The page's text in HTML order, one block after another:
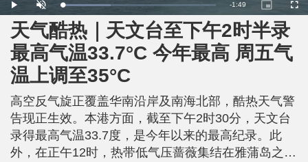
P
l
a
y
U
n
m
u
t
L
o
e
d
:
3
1
.
7
2
R
e
n
n
-1:49
P
i
c
t
u
e
i
c
t
r
e
F
u
天气酷热｜天文台至下午2时半录
最高气温33.7°C 今年最高 周五气
温上调至35°C
高空反气旋正覆盖华南沿岸及南海北部，酷热天气警
告现正生效。本港方面，截至下午2时30分，天文台
录得最高气温33.7度，是今年以来的最高纪录。此
外，在正午12时，热带低气压蔷薇集结在雅蒲岛之西